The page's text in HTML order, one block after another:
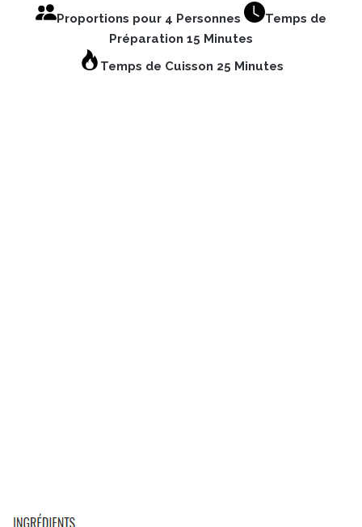
Proportions pour 4 Personnes
Temps de
Préparation 15 Minutes
Temps de Cuisson 25 Minutes